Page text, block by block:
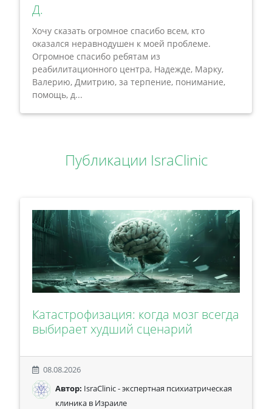
Д.
Хочу сказать огромное спасибо всем, кто
оказался неравнодушен к моей проблеме.
Огромное спасибо ребятам из
реабилитационного центра, Надежде, Марку,
Валерию, Дмитрию, за терпение, понимание,
помощь, д...
Публикации IsraClinic
Катастрофизация: когда мозг всегда
выбирает худший сценарий
08.08.2026
Автор: IsraClinic - экспертная психиатрическая
клиника в Израиле